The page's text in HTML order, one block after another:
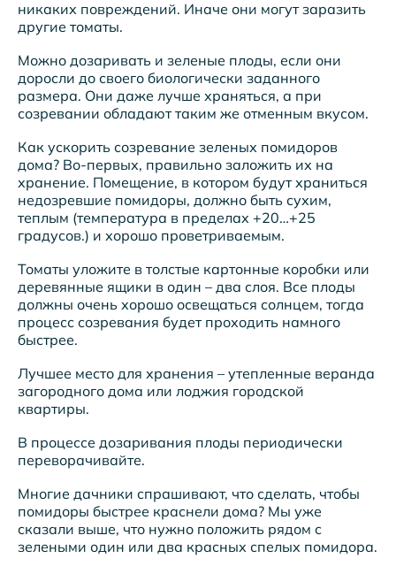
никаких повреждений. Иначе они могут заразить
другие томаты.
Можно дозаривать и зеленые плоды, если они
доросли до своего биологически заданного
размера. Они даже лучше храняться, а при
созревании обладают таким же отменным вкусом.
Как ускорить созревание зеленых помидоров
дома? Во-первых, правильно заложить их на
хранение. Помещение, в котором будут храниться
недозревшие помидоры, должно быть сухим,
теплым (температура в пределах +20…+25
градусов.) и хорошо проветриваемым.
Томаты уложите в толстые картонные коробки или
деревянные ящики в один – два слоя. Все плоды
должны очень хорошо освещаться солнцем, тогда
процесс созревания будет проходить намного
быстрее.
Лучшее место для хранения – утепленные веранда
загородного дома или лоджия городской
квартиры.
В процессе дозаривания плоды периодически
переворачивайте.
Многие дачники спрашивают, что сделать, чтобы
помидоры быстрее краснели дома? Мы уже
сказали выше, что нужно положить рядом с
зелеными один или два красных спелых помидора.